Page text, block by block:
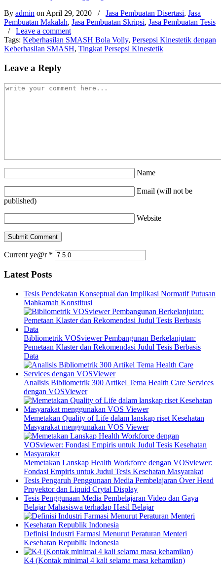
By admin on April 29, 2020 / Jasa Pembuatan Disertasi, Jasa
Pembuatan Makalah, Jasa Pembuatan Skripsi, Jasa Pembuatan Tesis
/ Leave a comment
Tags: Keberhasilan SMASH Bola Volly, Persepsi Kinestetik dengan
Keberhasilan SMASH, Tingkat Persepsi Kinestetik
Leave a Reply
Name
Email (will not be
published)
Website
Current ye@r *
Latest Posts
Tesis Pendekatan Konseptual dan Implikasi Normatif Putusan
Mahkamah Konstitusi
Bibliometrik VOSviewer Pembangunan Berkelanjutan:
Pemetaan Klaster dan Rekomendasi Judul Tesis Berbasis
Data
Analisis Bibliometrik 300 Artikel Tema Health Care Services
dengan VOSViewer
Memetakan Quality of Life dalam lanskap riset Kesehatan
Masyarakat menggunakan VOS Viewer
Memetakan Lanskap Health Workforce dengan VOSviewer:
Fondasi Empiris untuk Judul Tesis Kesehatan Masyarakat
Tesis Pengaruh Penggunaan Media Pembelajaran Over Head
Proyektor dan Liquid Crytal Display
Tesis Penggunaan Media Pembelajaran Video dan Gaya
Belajar Mahasiswa terhadap Hasil Belajar
Definisi Industri Farmasi Menurut Peraturan Menteri
Kesehatan Republik Indonesia
K4 (Kontak minimal 4 kali selama masa kehamilan)